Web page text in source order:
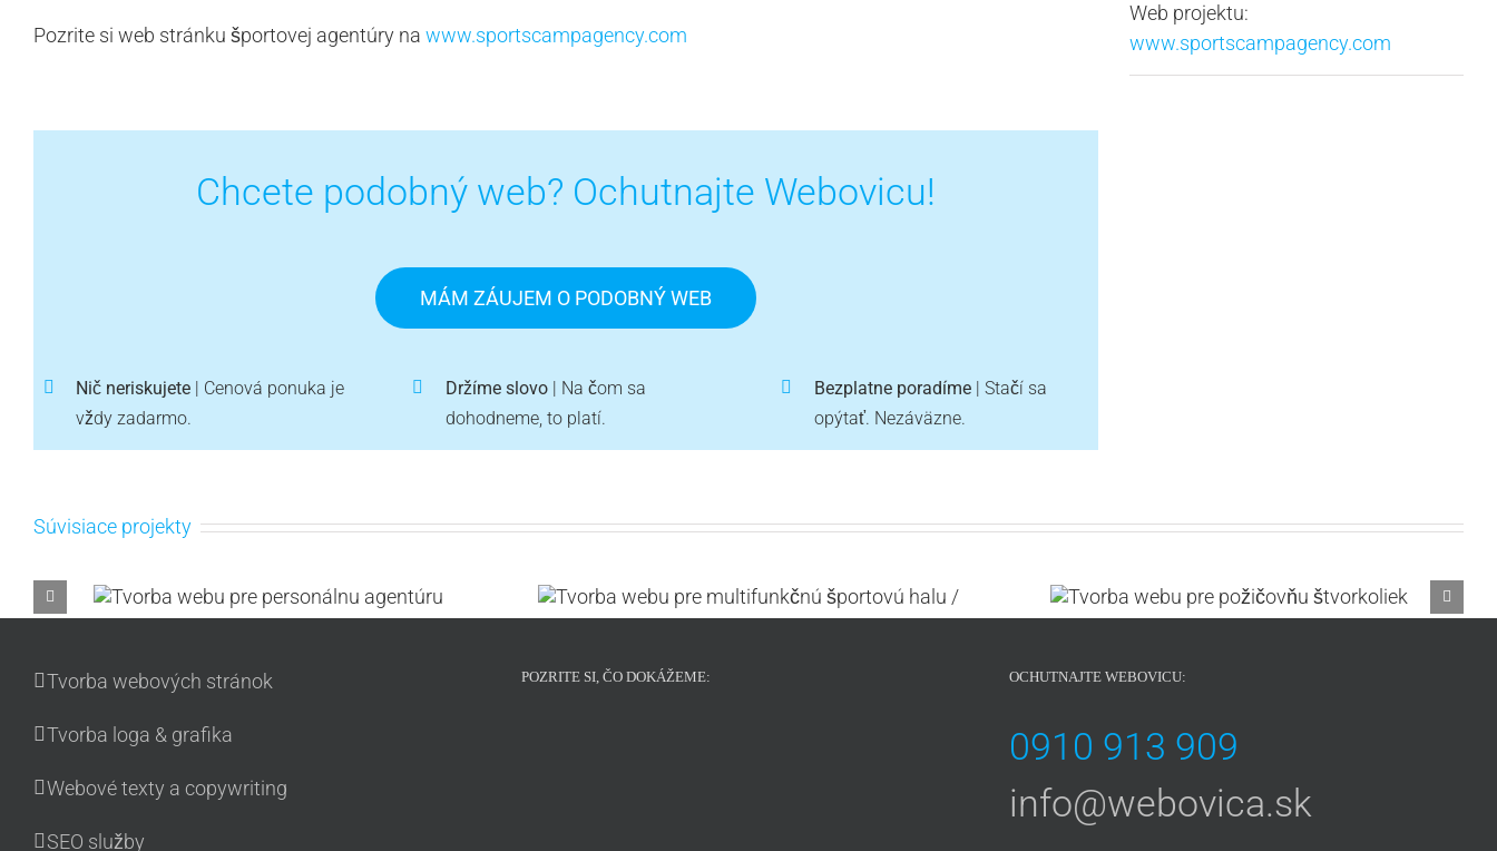
Pozrite si web stránku športovej agentúry na www.sportscampagency.com
Chcete podobný web? Ochutnajte Webovicu!
MÁM ZÁUJEM O PODOBNÝ WEB
Nič neriskujete | Cenová ponuka je
vždy zadarmo.
Držíme slovo | Na čom sa
dohodneme, to platí.
Bezplatne poradíme | Stačí sa
opýtať. Nezáväzne.
Web projektu:
www.sportscampagency.com
Súvisiace projekty
Tvorba webu pre multifunkčnú športovú
Tvorba webu pre požičovňu
Tvorba webových stránok
Tvorba loga & grafika
Webové texty a copywriting
SEO služby
POZRITE SI, ČO DOKÁŽEME: OCHUTNAJTE WEBOVICU:
0910 913 909
info@webovica.sk